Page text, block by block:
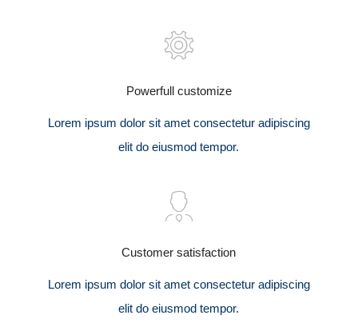
Powerfull customize
Lorem ipsum dolor sit amet consectetur adipiscing
elit do eiusmod tempor.
Customer satisfaction
Lorem ipsum dolor sit amet consectetur adipiscing
elit do eiusmod tempor.